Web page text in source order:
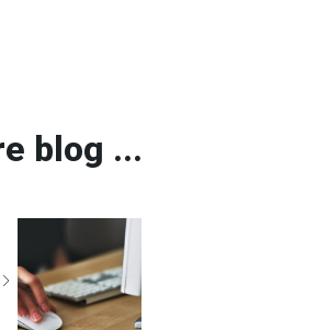
blog ...